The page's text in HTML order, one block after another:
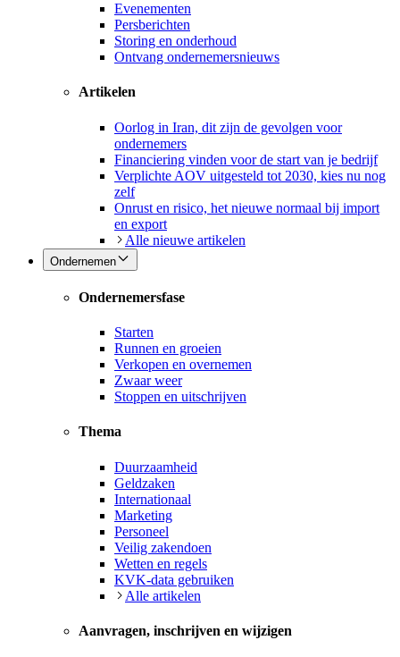
Evenementen
Persberichten
Storing en onderhoud
Ontvang ondernemersnieuws
Artikelen
Oorlog in Iran, dit zijn de gevolgen voor
ondernemers
Financiering vinden voor de start van je bedrijf
Verplichte AOV uitgesteld tot 2030, kies nu nog
zelf
Onrust en risico, het nieuwe normaal bij import
en export
Alle nieuwe artikelen
Ondernemen
Ondernemersfase
Starten
Runnen en groeien
Verkopen en overnemen
Zwaar weer
Stoppen en uitschrijven
Thema
Duurzaamheid
Geldzaken
Internationaal
Marketing
Personeel
Veilig zakendoen
Wetten en regels
KVK-data gebruiken
Alle artikelen
Aanvragen, inschrijven en wijzigen